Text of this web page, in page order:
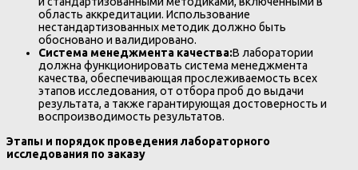
область аккредитации. Использование
нестандартизованных методик должно быть
обосновано и валидировано.
Система менеджмента качества:В лаборатории
должна функционировать система менеджмента
качества, обеспечивающая прослеживаемость всех
этапов исследования, от отбора проб до выдачи
результата, а также гарантирующая достоверность и
воспроизводимость результатов.
Этапы и порядок проведения лабораторного
исследования по заказу